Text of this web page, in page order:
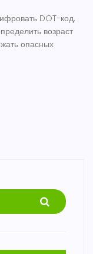
DOT-код,
возраст
опасных